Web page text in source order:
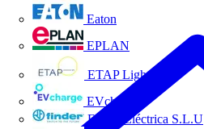
Eaton
EPLAN
ETAP Lighting
EVcharge
Finder Eléctrica S.L.U